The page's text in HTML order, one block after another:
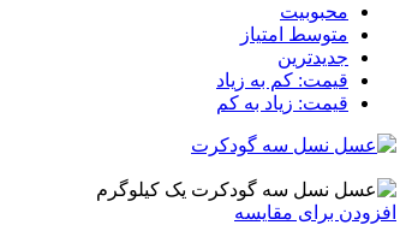
محبوبیت
متوسط امتیاز
جدیدترین
قیمت: کم به زیاد
قیمت: زیاد به کم
یک کیلوگرم
افزودن برای مقایسه